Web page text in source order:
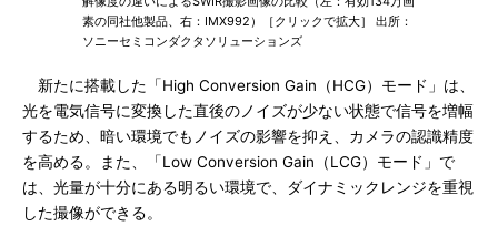
素の同社他製品、右：IMX992）［クリックで拡大］ 出所：
ソニーセミコンダクタソリューションズ
新たに搭載した「High Conversion Gain（HCG）モード」は、
光を電気信号に変換した直後のノイズが少ない状態で信号を増幅
するため、暗い環境でもノイズの影響を抑え、カメラの認識精度
を高める。また、「Low Conversion Gain（LCG）モード」で
は、光量が十分にある明るい環境で、ダイナミックレンジを重視
した撮像ができる。